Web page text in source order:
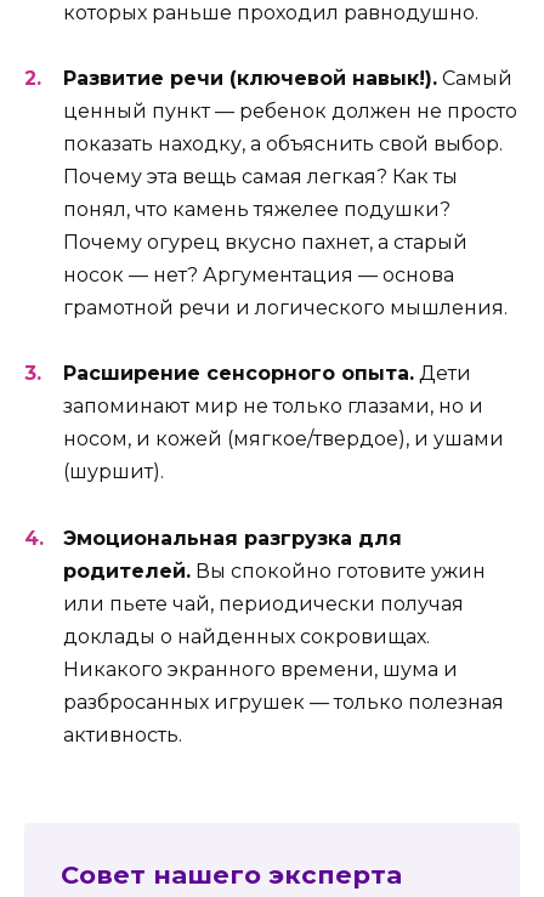
которых раньше проходил равнодушно.
Развитие речи (ключевой навык!). Самый
ценный пункт — ребенок должен не просто
показать находку, а объяснить свой выбор.
Почему эта вещь самая легкая? Как ты
понял, что камень тяжелее подушки?
Почему огурец вкусно пахнет, а старый
носок — нет? Аргументация — основа
грамотной речи и логического мышления.
Расширение сенсорного опыта. Дети
запоминают мир не только глазами, но и
носом, и кожей (мягкое/твердое), и ушами
(шуршит).
Эмоциональная разгрузка для
родителей. Вы спокойно готовите ужин
или пьете чай, периодически получая
доклады о найденных сокровищах.
Никакого экранного времени, шума и
разбросанных игрушек — только полезная
активность.
Совет нашего эксперта